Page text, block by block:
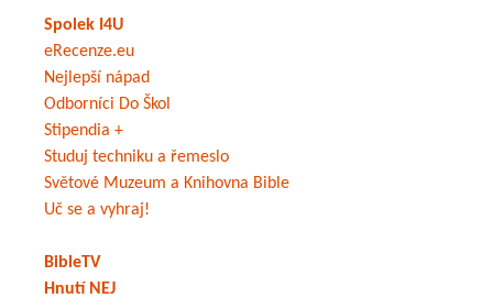
Spolek I4U
eRecenze.eu
Nejlepší nápad
Odborníci Do Škol
Stipendia +
Studuj techniku a řemeslo
Světové Muzeum a Knihovna Bible
Uč se a vyhraj!
BibleTV
Hnutí NEJ